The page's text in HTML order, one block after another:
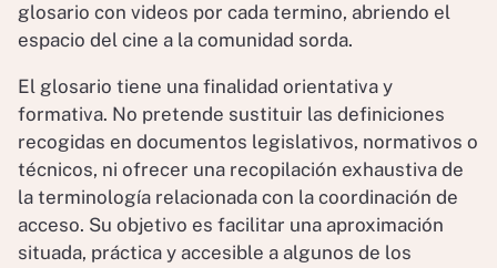
glosario con videos por cada termino, abriendo el
espacio del cine a la comunidad sorda.
El glosario tiene una finalidad orientativa y
formativa. No pretende sustituir las definiciones
recogidas en documentos legislativos, normativos o
técnicos, ni ofrecer una recopilación exhaustiva de
la terminología relacionada con la coordinación de
acceso. Su objetivo es facilitar una aproximación
situada, práctica y accesible a algunos de los